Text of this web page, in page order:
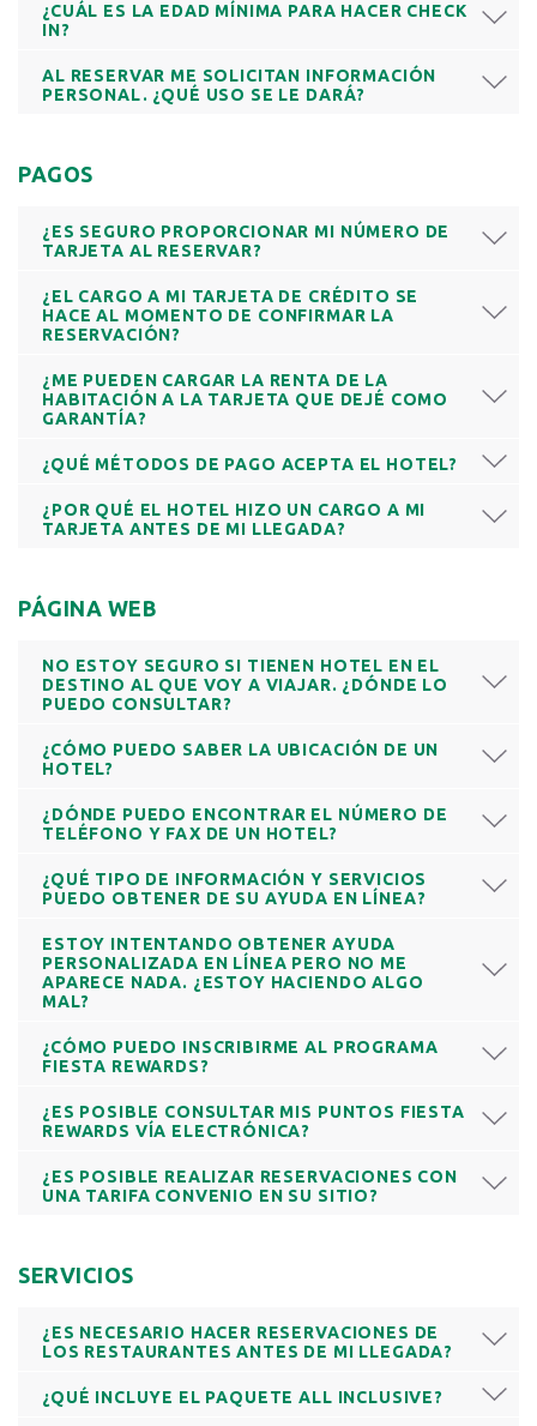
¿CUÁL ES LA EDAD MÍNIMA PARA HACER CHECK
IN?
AL RESERVAR ME SOLICITAN INFORMACIÓN
PERSONAL. ¿QUÉ USO SE LE DARÁ?
PAGOS
¿ES SEGURO PROPORCIONAR MI NÚMERO DE
TARJETA AL RESERVAR?
¿EL CARGO A MI TARJETA DE CRÉDITO SE
HACE AL MOMENTO DE CONFIRMAR LA
RESERVACIÓN?
¿ME PUEDEN CARGAR LA RENTA DE LA
HABITACIÓN A LA TARJETA QUE DEJÉ COMO
GARANTÍA?
¿QUÉ MÉTODOS DE PAGO ACEPTA EL HOTEL?
¿POR QUÉ EL HOTEL HIZO UN CARGO A MI
TARJETA ANTES DE MI LLEGADA?
PÁGINA WEB
NO ESTOY SEGURO SI TIENEN HOTEL EN EL
DESTINO AL QUE VOY A VIAJAR. ¿DÓNDE LO
PUEDO CONSULTAR?
¿CÓMO PUEDO SABER LA UBICACIÓN DE UN
HOTEL?
¿DÓNDE PUEDO ENCONTRAR EL NÚMERO DE
TELÉFONO Y FAX DE UN HOTEL?
¿QUÉ TIPO DE INFORMACIÓN Y SERVICIOS
PUEDO OBTENER DE SU AYUDA EN LÍNEA?
ESTOY INTENTANDO OBTENER AYUDA
PERSONALIZADA EN LÍNEA PERO NO ME
APARECE NADA. ¿ESTOY HACIENDO ALGO
MAL?
¿CÓMO PUEDO INSCRIBIRME AL PROGRAMA
FIESTA REWARDS?
¿ES POSIBLE CONSULTAR MIS PUNTOS FIESTA
REWARDS VÍA ELECTRÓNICA?
¿ES POSIBLE REALIZAR RESERVACIONES CON
UNA TARIFA CONVENIO EN SU SITIO?
SERVICIOS
¿ES NECESARIO HACER RESERVACIONES DE
LOS RESTAURANTES ANTES DE MI LLEGADA?
¿QUÉ INCLUYE EL PAQUETE ALL INCLUSIVE?